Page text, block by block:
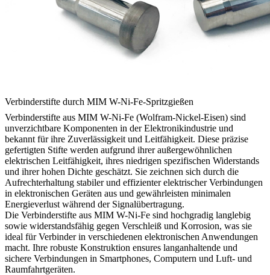
Verbinderstifte durch MIM W-Ni-Fe-Spritzgießen
Verbinderstifte aus MIM W-Ni-Fe (Wolfram-Nickel-Eisen) sind
unverzichtbare Komponenten in der Elektronikindustrie und
bekannt für ihre Zuverlässigkeit und Leitfähigkeit. Diese präzise
gefertigten Stifte werden aufgrund ihrer außergewöhnlichen
elektrischen Leitfähigkeit, ihres niedrigen spezifischen Widerstands
und ihrer hohen Dichte geschätzt. Sie zeichnen sich durch die
Aufrechterhaltung stabiler und effizienter elektrischer Verbindungen
in elektronischen Geräten aus und gewährleisten minimalen
Energieverlust während der Signalübertragung.
Die Verbinderstifte aus MIM W-Ni-Fe sind hochgradig langlebig
sowie widerstandsfähig gegen Verschleiß und Korrosion, was sie
ideal für Verbinder in verschiedenen elektronischen Anwendungen
macht. Ihre robuste Konstruktion ensures langanhaltende und
sichere Verbindungen in Smartphones, Computern und Luft- und
Raumfahrtgeräten.